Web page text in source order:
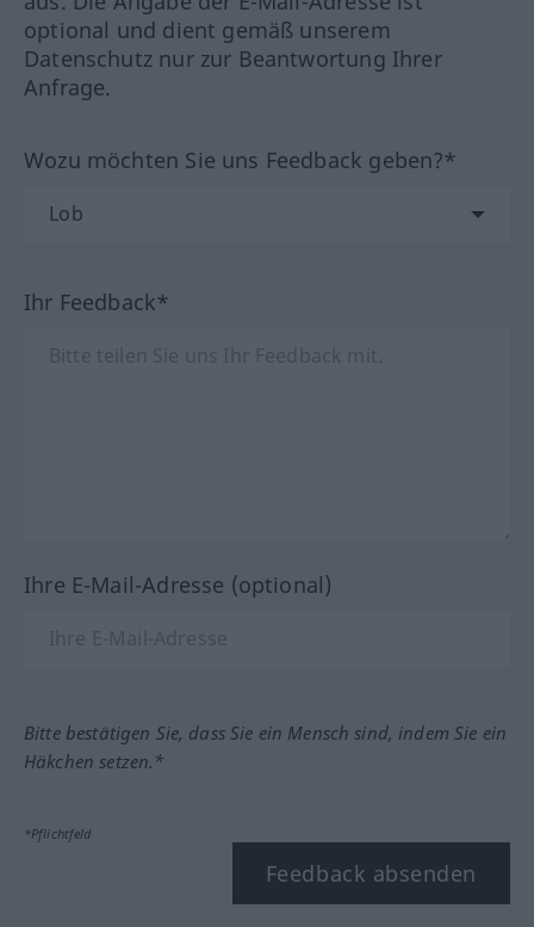
optional und dient gemäß unserem
Datenschutz nur zur Beantwortung Ihrer
Anfrage.
Wozu möchten Sie uns Feedback geben?*
Ihr Feedback*
Ihre E-Mail-Adresse (optional)
Bitte bestätigen Sie, dass Sie ein Mensch sind, indem Sie ein
Häkchen setzen.*
*Pflichtfeld
Feedback absenden